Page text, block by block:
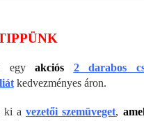
egy akciós
2 darabos
kedvezményes áron.
ki avezetői szemüveget,